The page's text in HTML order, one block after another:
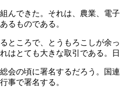
できた。それは、農業、電
るものである。
ころで、とうもろこしが余
とても大きな取引である。
の頃に署名するだろう。国
事で署名する。